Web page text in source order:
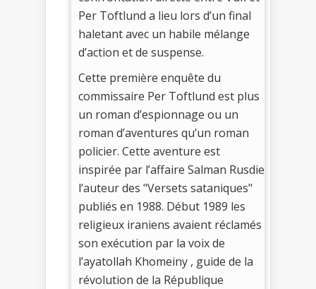
Per Toftlund a lieu lors d’un final
haletant avec un habile mélange
d’action et de suspense.
Cette première enquête du
commissaire Per Toftlund est plus
un roman d’espionnage ou un
roman d’aventures qu’un roman
policier. Cette aventure est
inspirée par l’affaire Salman Rusdie
l’auteur des "Versets sataniques"
publiés en 1988. Début 1989 les
religieux iraniens avaient réclamés
son exécution par la voix de
l’ayatollah Khomeiny , guide de la
révolution de la République